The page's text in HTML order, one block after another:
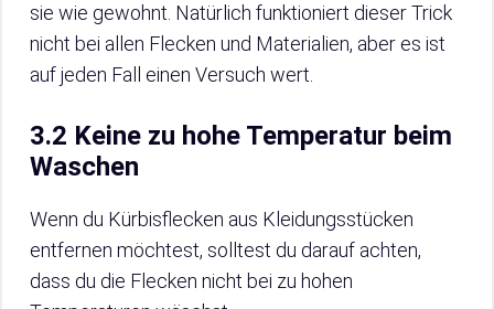
sie wie gewohnt. Natürlich funktioniert dieser Trick
nicht bei allen Flecken und Materialien, aber es ist
auf jeden Fall einen Versuch wert.
3.2 Keine zu hohe Temperatur beim
Waschen
Wenn du Kürbisflecken aus Kleidungsstücken
entfernen möchtest, solltest du darauf achten,
dass du die Flecken nicht bei zu hohen